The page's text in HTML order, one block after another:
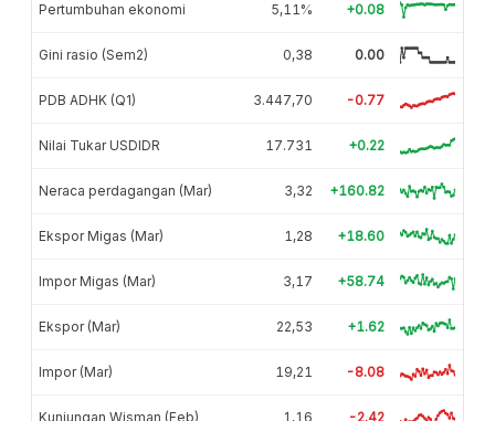
Pertumbuhan ekonomi 5,11% +0.08
Gini rasio (Sem2) 0,38 0.00
PDB ADHK (Q1) 3.447,70 -0.77
Nilai Tukar USDIDR 17.731 +0.22
Neraca perdagangan (Mar) 3,32 +160.82
Ekspor Migas (Mar) 1,28 +18.60
Impor Migas (Mar) 3,17 +58.74
Ekspor (Mar) 22,53 +1.62
Impor (Mar) 19,21 -8.08
Kunjungan Wisman (Feb) 1,16 -2.42